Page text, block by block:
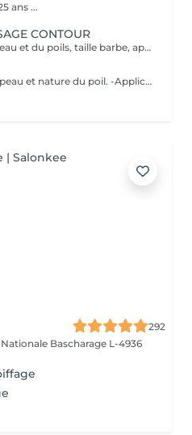
25 ans ...
CONTOUR
Coupe choux Diagnostique peau et du poils, taille barbe, application d'un pre shave ou huile de rasage, bain chaud, rasage contour avec mousse à l'ancienne, bain froid et pour finir soin pierre d'alun ou after shave et massage faciale
Rasage de près, -Diagnostics peau et nature du poil. -Application d'un pré shave ou huile de rasage. -Bain chaud avec vapothérapie aux huiles essentielles. -Premier passage de lames avec mousse à l'ancienne, rinçage de la peau, deuxième passage de lames, bain froid. -Soin avec pierre d'alun ou after shave. -Massage faciale.
292
Nationale Bascharage L-4936